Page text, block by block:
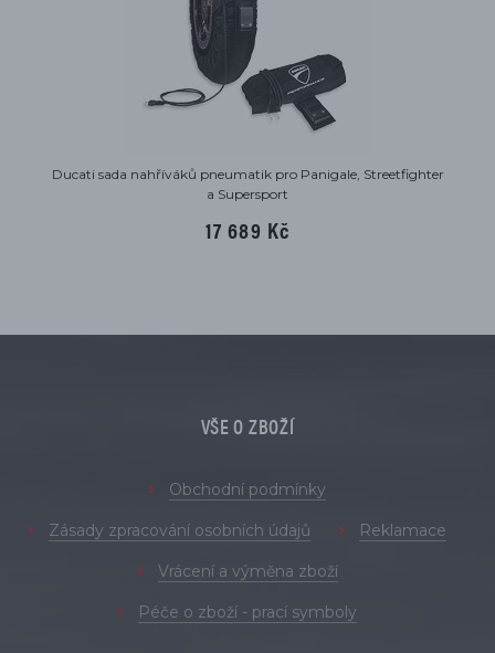
Ducati sada nahříváků pneumatik pro Panigale, Streetfighter
a Supersport
17 689 Kč
VŠE O ZBOŽÍ
Obchodní podmínky
Zásady zpracování osobních údajů Reklamace
Vrácení a výměna zboží
Péče o zboží - prací symboly